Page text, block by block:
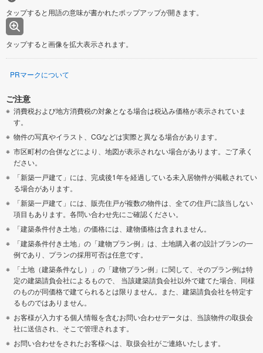
タップすると用語の意味が書かれたポップアップが開きます。
タップすると画像を拡大表示されます。
PRマークについて
ご注意
消費税および地方消費税の対象となる場合は税込み価格が表示されていま
す。
物件の写真やイラスト、CGなどは実際と異なる場合があります。
市区町村の合併などにより、地図が表示されない場合があります。ご了承く
ださい。
「新築一戸建て」には、完成後1年を経過している未入居物件が掲載されてい
る場合があります。
「新築一戸建て」には、販売住戸が複数の物件は、全ての住戸に該当しない
項目もあります。各問い合わせ先にご確認ください。
「建築条件付き土地」の価格には、建物価格は含まれません。
「建築条件付き土地」の「建物プラン例」は、土地購入者の設計プランの一
例であり、プランの採用可否は任意です。
「土地（建築条件なし）」の「建物プラン例」に関して、そのプラン例は特
定の建築請負会社によるもので、 当該建築請負会社以外で建てた場合、同様
のものが同価格で建てられるとは限りません。また、建築請負会社を特定す
るものではありません。
お客様が入力する個人情報を含むお問い合わせデータは、当該物件の取扱会
社に送信され、そこで管理されます。
お問い合わせをされたお客様へは、取扱会社がご連絡いたします。